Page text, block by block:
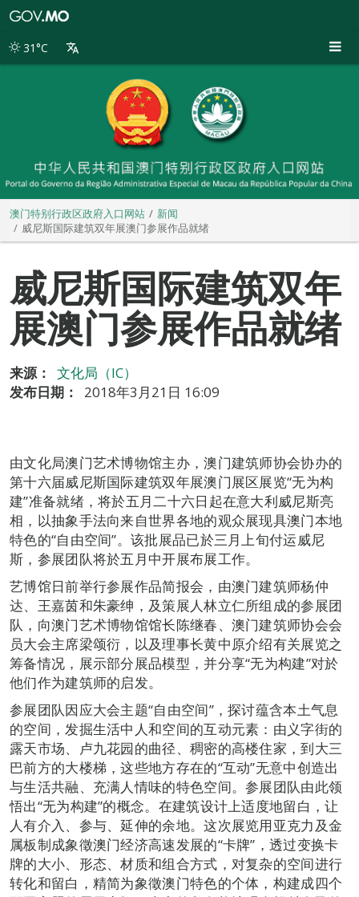
别
31°C
澳门特别行政区政府入口网站
新闻
威尼斯国际建筑双年展澳门参展作品就绪
威尼斯国际建筑双年
展澳门参展作品就绪
来源：
文化局（IC）
发布日期：
2018年3月21日 16:09
由文化局澳门艺术博物馆主办，澳门建筑师协会协办的
第十六届威尼斯国际建筑双年展澳门展区展览“无为构
建”准备就绪，将於五月二十六日起在意大利威尼斯亮
相，以抽象手法向来自世界各地的观众展现具澳门本地
特色的“自由空间”。该批展品已於三月上旬付运威尼
斯，参展团队将於五月中开展布展工作。
艺博馆日前举行参展作品简报会，由澳门建筑师杨仲
达、王嘉茵和朱豪绅，及策展人林立仁所组成的参展团
队，向澳门艺术博物馆馆长陈继春、澳门建筑师协会会
员大会主席梁颂衍，以及理事长黄中原介绍有关展览之
筹备情况，展示部分展品模型，并分享“无为构建”对於
他们作为建筑师的启发。
参展团队因应大会主题“自由空间”，探讨蕴含本土气息
的空间，发掘生活中人和空间的互动元素：由义字街的
露天市场、卢九花园的曲径、稠密的高楼住家，到大三
巴前方的大楼梯，这些地方存在的“互动”无意中创造出
与生活共融、充满人情味的特色空间。参展团队由此领
悟出“无为构建”的概念。在建筑设计上适度地留白，让
人有介入、参与、延伸的余地。这次展览用亚克力及金
属板制成象徵澳门经济高速发展的“卡牌”，透过变换卡
牌的大小、形态、材质和组合方式，对复杂的空间进行
转化和留白，精简为象徵澳门特色的个体，构建成四个